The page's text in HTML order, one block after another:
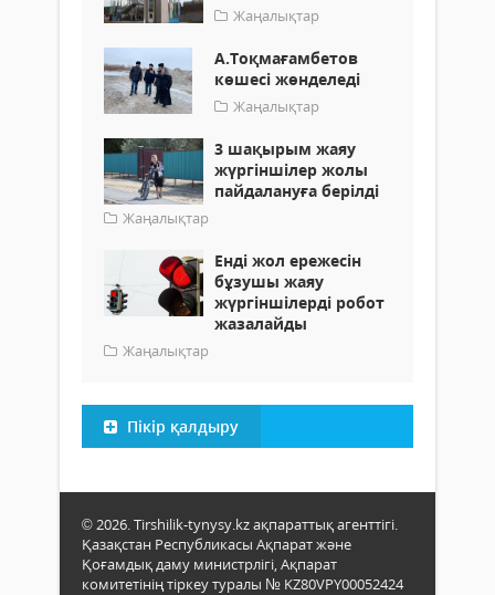
Жаңалықтар
А.Тоқмағамбетов
көшесі жөнделеді
Жаңалықтар
3 шақырым жаяу
жүргіншілер жолы
пайдалануға берілді
Жаңалықтар
Енді жол ережесін
бұзушы жаяу
жүргіншілерді робот
жазалайды
Жаңалықтар
Пікір қалдыру
© 2026. Tirshilik-tynysy.kz ақпараттық агенттігі.
Қазақстан Республикасы Ақпарат және
Қоғамдық даму министрлігі, Ақпарат
комитетінің тіркеу туралы № KZ80VPY00052424